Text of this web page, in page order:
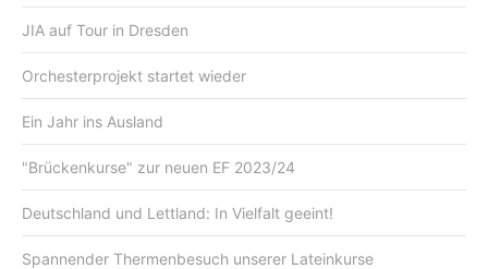
JIA auf Tour in Dresden
Orchesterprojekt startet wieder
Ein Jahr ins Ausland
"Brückenkurse" zur neuen EF 2023/24
Deutschland und Lettland: In Vielfalt geeint!
Spannender Thermenbesuch unserer Lateinkurse